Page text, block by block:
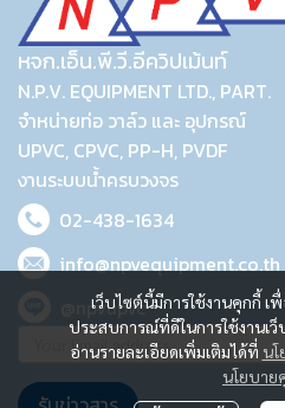
เว็บไซต์นี้มีการใช้งานคุกกี้
ประสบการณ์ที่ดีในการใช้งานเ
อ่านรายละเอียดเพิ่มเติมได้ที่ น
นโยบาย
หจก.เอ็น.พี.วี.อีควิปเม้นท์
N.P.V. EQUIPMENT LTD., PART.
จำหน่ายท่อ วาล์ว และ อุปกรณ์
UPVC, CPVC, PP-H, PVDF
งานระบบน้ำครบวงจร
02-438-1634
info@npvequipment.co.th
@npvupvc